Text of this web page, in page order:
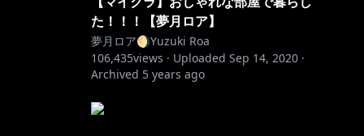
た！！！【夢月ロア】
夢月ロア🌖Yuzuki Roa
106,435views · Uploaded Sep 14, 2020 ·
Archived 5 years ago